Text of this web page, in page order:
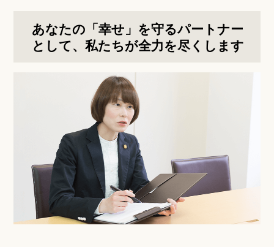
あなたの「幸せ」を守るパートナー
として、私たちが全力を尽くします